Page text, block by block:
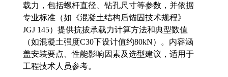
载力，包括螺杆直径、钻孔尺寸等参数，并依据
专业标准（如《混凝土结构后锚固技术规程》
JGJ 145）提供抗拔承载力计算方法和典型数值
（如混凝土强度C30下设计值约80kN）。内容涵
盖安装要点、性能影响因素及选型建议，适用于
工程技术人员参考。